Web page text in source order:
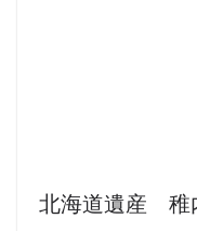
北海道遺産 稚